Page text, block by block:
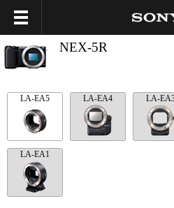
NEX-5R
LA-EA5 LA-EA4 LA-
LA-EA1